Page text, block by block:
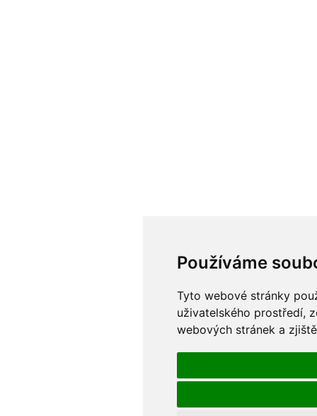
Používáme
Tyto webové stránky
uživatelského prostředí,
webových stránek a